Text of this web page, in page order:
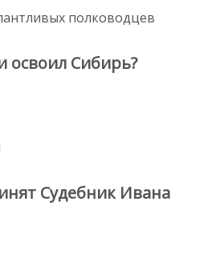
полководцев
освоил Сибирь?
Судебник Ивана